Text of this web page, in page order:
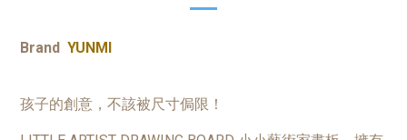
Brand YUNMI
孩子的創意，不該被尺寸侷限！